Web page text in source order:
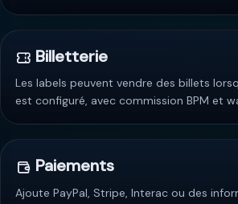
Billetterie
Les labels peuvent vendre des billets
est configuré, avec commission BPM et
Paiements
Ajoute PayPal, Stripe, Interac ou des